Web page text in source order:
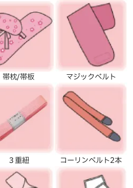
帯枕/帯板 マジックベルト
３重紐 コーリンベルト2本